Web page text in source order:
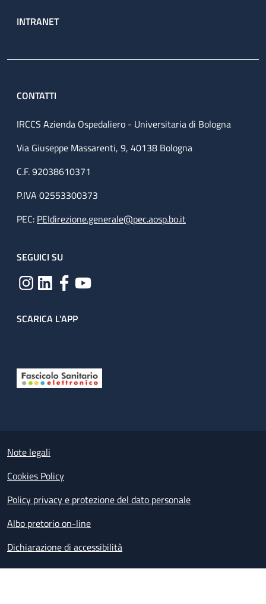
INTRANET
CONTATTI
IRCCS Azienda Ospedaliero - Universitaria di Bologna
Via Giuseppe Massarenti, 9, 40138 Bologna
C.F. 92038610371
P.IVA 02553300373
PEC: PEIdirezione.generale@pec.aosp.bo.it
SEGUICI SU
SCARICA L'APP
Small prints
Note legali
Cookies Policy
Policy privacy e protezione del dato personale
Albo pretorio on-line
Dichiarazione di accessibilità